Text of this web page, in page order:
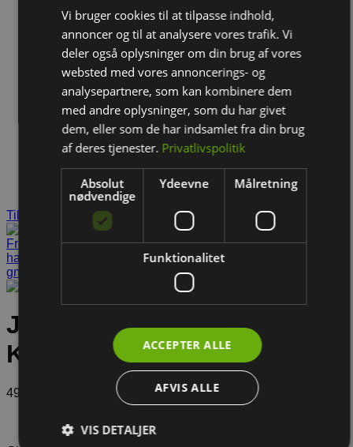
Tilføj til ønskeliste
JR Farm Tunnel med
Kattegræs
49,00
Vi bruger cookies til at tilpasse indhold,
annoncer og til at analysere vores trafik. Vi
deler også oplysninger om din brug af vores
websted med vores annoncerings- og
analysepartnere, som kan kombinere dem
med andre oplysninger, som du har givet
dem, eller som de har indsamlet fra din brug
af deres tjenester. Privatlivspolitik
Absolut
nødvendige
Ydeevne Målretning
Funktionalitet
ACCEPTER ALLE
AFVIS ALLE
VIS DETALJER